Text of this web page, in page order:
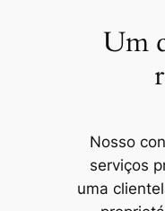
Um
Nosso
serviços
uma